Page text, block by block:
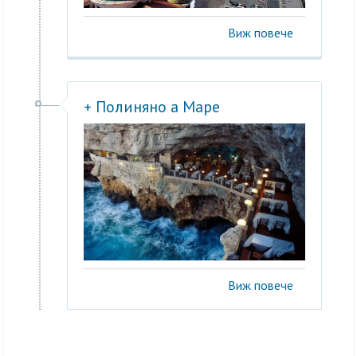
Виж повече
+ Полиняно а Маре
Виж повече